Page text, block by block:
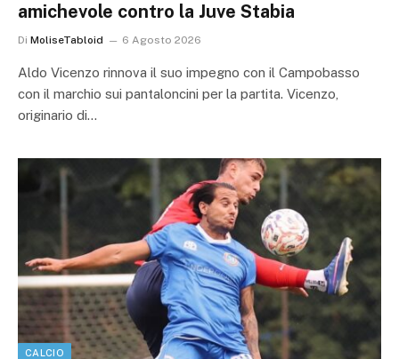
amichevole contro la Juve Stabia
Di MoliseTabloid 6 Agosto 2026
Aldo Vicenzo rinnova il suo impegno con il Campobasso
con il marchio sui pantaloncini per la partita. Vicenzo,
originario di…
CALCIO